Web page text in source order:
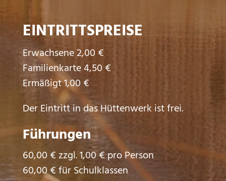
EINTRITTSPREISE
Erwachsene 2,00 €
Familienkarte 4,50 €
Ermäßigt 1,00 €
Der Eintritt in das Hüttenwerk ist frei.
Führungen
60,00 € zzgl. 1,00 € pro Person
60,00 € für Schulklassen